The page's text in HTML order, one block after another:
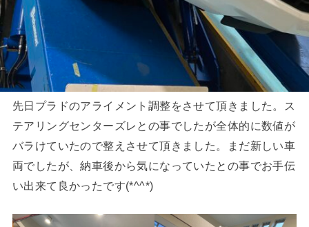
先日プラドのアライメント調整をさせて頂きました。ス
テアリングセンターズレとの事でしたが全体的に数値が
バラけていたので整えさせて頂きました。まだ新しい車
両でしたが、納車後から気になっていたとの事でお手伝
い出来て良かったです(*^^*)